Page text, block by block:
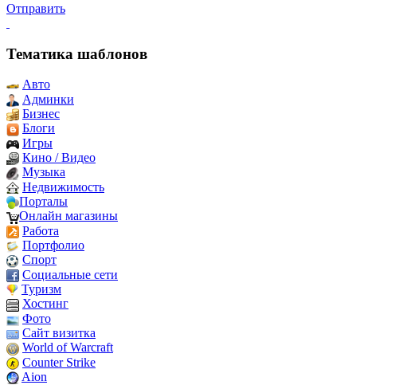
Отправить
Тематика шаблонов
Авто
Админки
Бизнес
Блоги
Игры
Кино / Видео
Музыка
Недвижимость
Порталы
Онлайн магазины
Работа
Портфолио
Спорт
Социальные сети
Туризм
Хостинг
Фото
Сайт визитка
World of Warcraft
Counter Strike
Aion